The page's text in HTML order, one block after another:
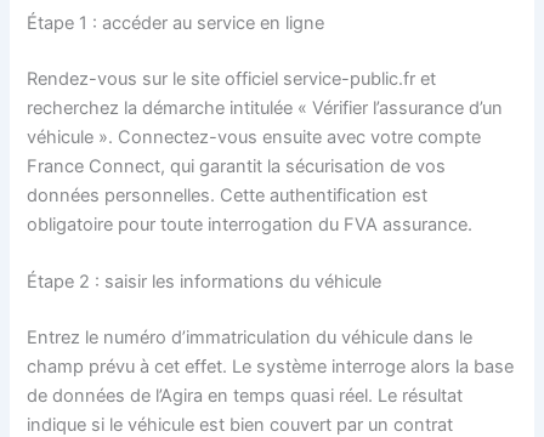
Étape 1 : accéder au service en ligne
Rendez-vous sur le site officiel service-public.fr et
recherchez la démarche intitulée « Vérifier l’assurance d’un
véhicule ». Connectez-vous ensuite avec votre compte
France Connect, qui garantit la sécurisation de vos
données personnelles. Cette authentification est
obligatoire pour toute interrogation du FVA assurance.
Étape 2 : saisir les informations du véhicule
Entrez le numéro d’immatriculation du véhicule dans le
champ prévu à cet effet. Le système interroge alors la base
de données de l’Agira en temps quasi réel. Le résultat
indique si le véhicule est bien couvert par un contrat